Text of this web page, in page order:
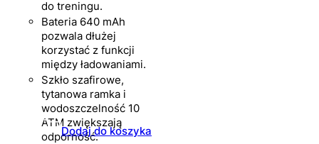
do treningu.
Bateria 640 mAh
pozwala dłużej
korzystać z funkcji
między ładowaniami.
Szkło szafirowe,
tytanowa ramka i
wodoszczelność 10
ATM zwiększają
odporność.
Dodaj do koszyka